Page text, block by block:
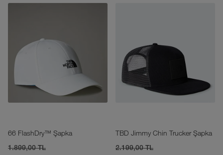
66 FlashDry™ Şapka
1.899,00 TL
TBD Jimmy Chin Trucker Şapka
2.199,00 TL